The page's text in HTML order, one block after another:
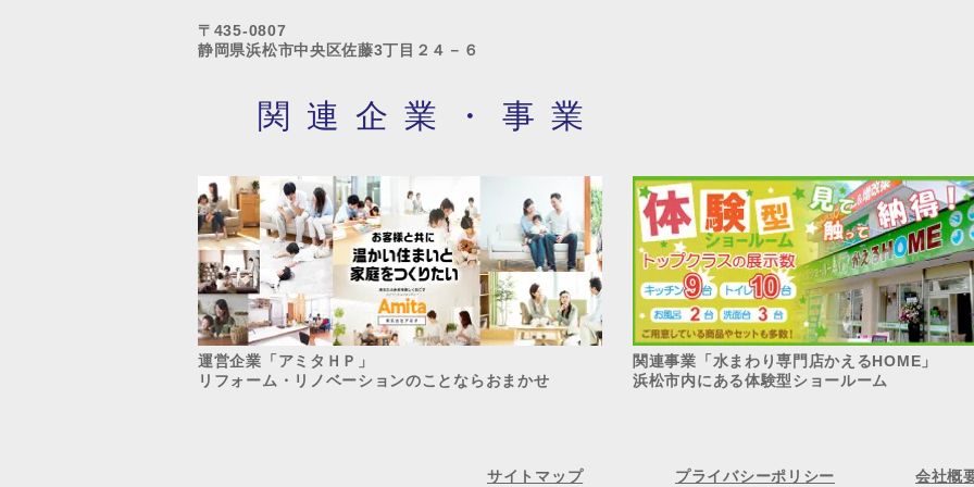
〒435-0807
静岡県浜松市中央区佐藤3丁目２４－６
関連企業・事業
運営企業「アミタＨＰ」​
リフォーム・リノベーションのことならおまかせ
関連事業「水まわり専門店かえるHOME」
浜松市内にある体験型ショールーム
サイトマップ プライバシーポリシー 会社概